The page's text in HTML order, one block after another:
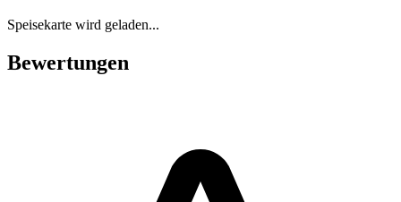
Speisekarte wird geladen...
Bewertungen